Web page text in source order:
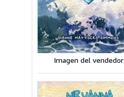
Imagen del vendedor